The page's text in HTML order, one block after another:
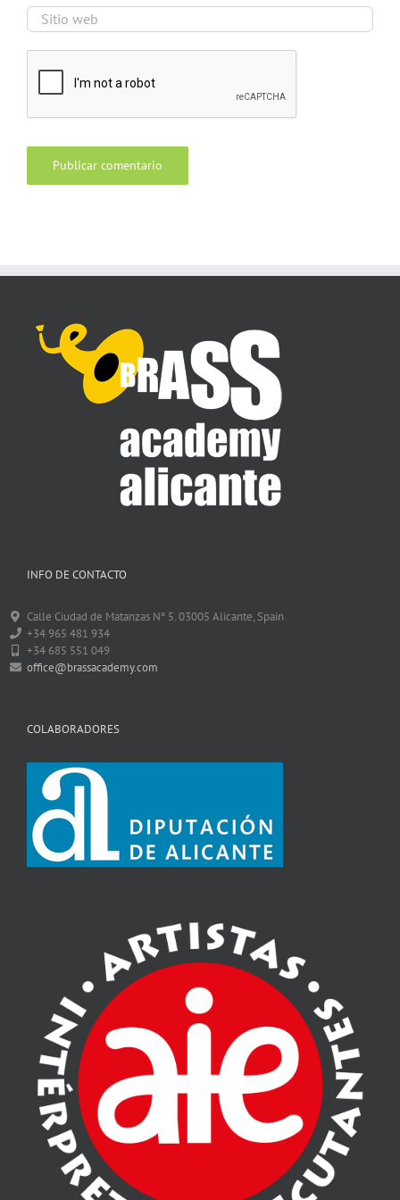
INFO DE CONTACTO
Calle Ciudad de Matanzas Nº 5. 03005 Alicante, Spain
+34 965 481 934
+34 685 551 049
office@brassacademy.com
COLABORADORES